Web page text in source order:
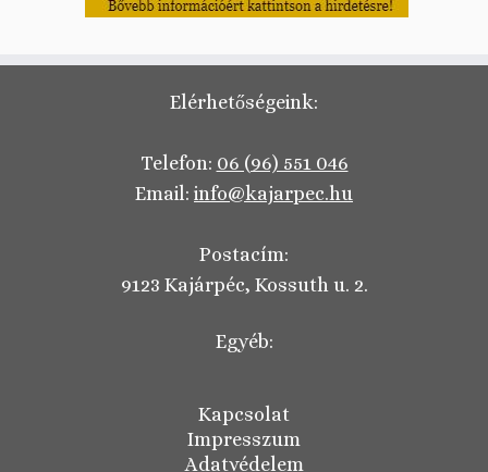
Elérhetőségeink:
Telefon: 06 (96) 551 046
Email: info@kajarpec.hu
Postacím:
9123 Kajárpéc, Kossuth u. 2.
Egyéb:
Kapcsolat
Impresszum
Adatvédelem